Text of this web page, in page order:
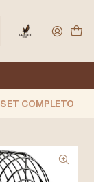
COMPLETO